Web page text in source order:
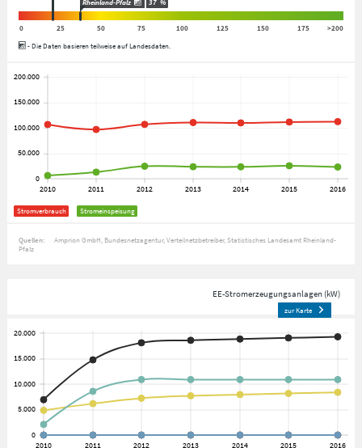
Rheinland-Pfalz 37 %
0 25 50 75 100 125 150 175
>200
- Die Daten basieren teilweise auf Landesdaten.
Stromverbrauch Stromeinspeisung
Quellen: Amprion GmbH Bundesnetzagentur Verteilnetzbetreiber Statistisches Landesamt Rheinland-
Pfalz
EE-Stromerzeugungsanlagen (kW)
zur Karte